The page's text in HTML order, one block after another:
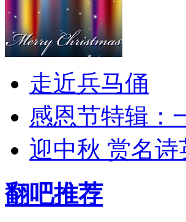
走近兵马俑
感恩节特辑：
迎中秋 赏名诗
翻吧推荐